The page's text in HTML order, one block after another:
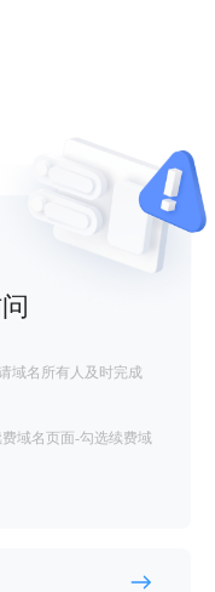
域名所有人及时完成
域名页面-勾选续费域